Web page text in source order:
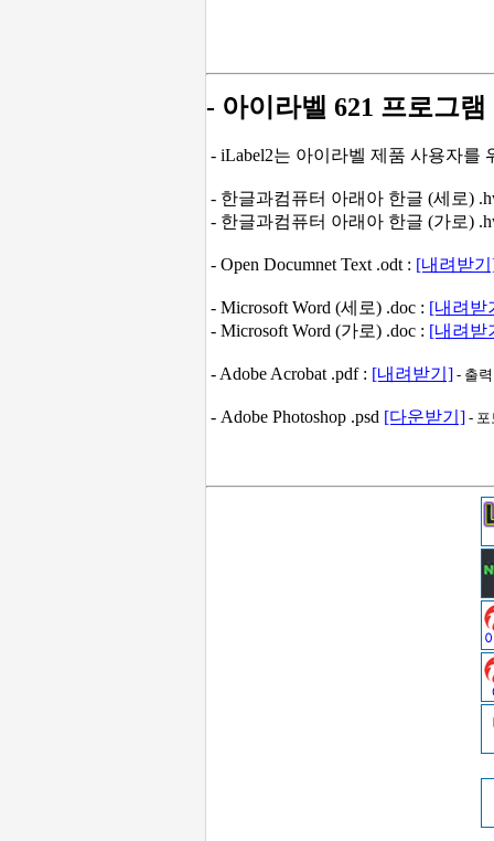
- 아이라벨 621 프로그
- iLabel2는 아이라벨 제품 사용자
- 한글과컴퓨터 아래아 한글 (세로)
- 한글과컴퓨터 아래아 한글 (가로)
- Open Documnet Text .odt : [내려받
- Microsoft Word (세로) .doc : [내려받
- Microsoft Word (가로) .doc : [내려받
- Adobe Acrobat .pdf : [내려받기] - 출
- Adobe Photoshop .psd [다운받기] - 포